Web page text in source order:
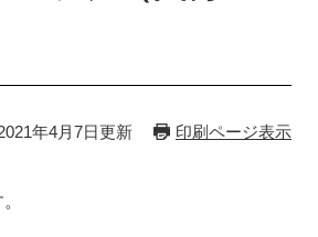
年4月7日更新 印刷ページ表示